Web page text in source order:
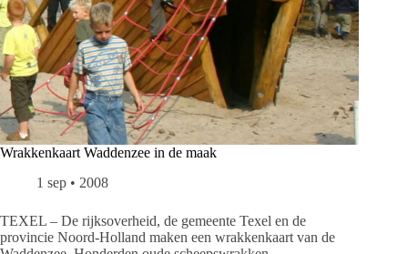
Wrakkenkaart Waddenzee in de maak
1 sep • 2008
TEXEL – De rijksoverheid, de gemeente Texel en de
provincie Noord-Holland maken een wrakkenkaart van de